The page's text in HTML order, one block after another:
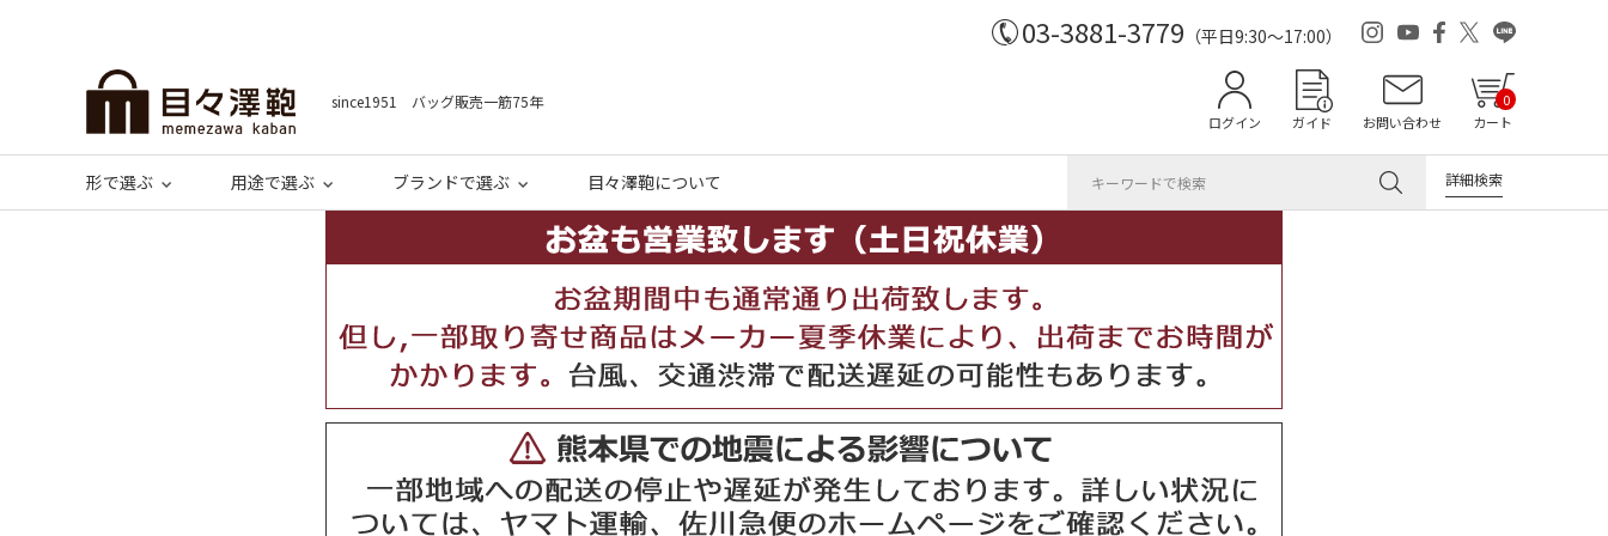
03-3881-3779 （平日9:30～17:00）
since1951 バッグ販売一筋75年
ログイン ガイド お問い合わせ カート
0
形で選ぶ 用途で選ぶ ブランドで選ぶ 目々澤鞄について 詳細検索